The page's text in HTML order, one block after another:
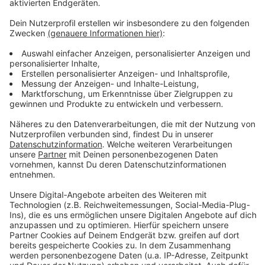
Weitere Infos und Links zum Thema
Anzeige
Stadt Düsseldorf: Nahverkehrsplan wird neu
aufgestellt
Wikipedia: Die Südverlängerung der Wehrhahnlinie
Antenne Düsseldorf: Fünf Jahre Wehrhahnlinie
Anzeige